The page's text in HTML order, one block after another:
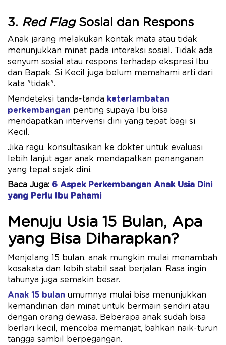
3. Red FlagSosial dan Respons
Anak jarang melakukan kontak mata atau tidak
menunjukkan minat pada interaksi sosial. Tidak ada
senyum sosial atau respons terhadap ekspresi Ibu
dan Bapak. Si Kecil juga belum memahami arti dari
kata "tidak".
Mendeteksi tanda-tanda keterlambatan
perkembangan penting supaya Ibu bisa
mendapatkan intervensi dini yang tepat bagi si
Kecil.
Jika ragu, konsultasikan ke dokter untuk evaluasi
lebih lanjut agar anak mendapatkan penanganan
yang tepat sejak dini.
Baca Juga: 6 Aspek Perkembangan Anak Usia Dini
yang Perlu Ibu Pahami
Menuju Usia 15 Bulan, Apa
yang Bisa Diharapkan?
Menjelang 15 bulan, anak mungkin mulai menambah
kosakata dan lebih stabil saat berjalan. Rasa ingin
tahunya juga semakin besar.
Anak 15 bulan umumnya mulai bisa menunjukkan
kemandirian dan minat untuk bermain sendiri atau
dengan orang dewasa. Beberapa anak sudah bisa
berlari kecil, mencoba memanjat, bahkan naik-turun
tangga sambil berpegangan.